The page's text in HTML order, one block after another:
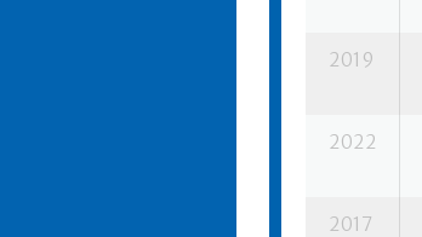
2019
2022
2017